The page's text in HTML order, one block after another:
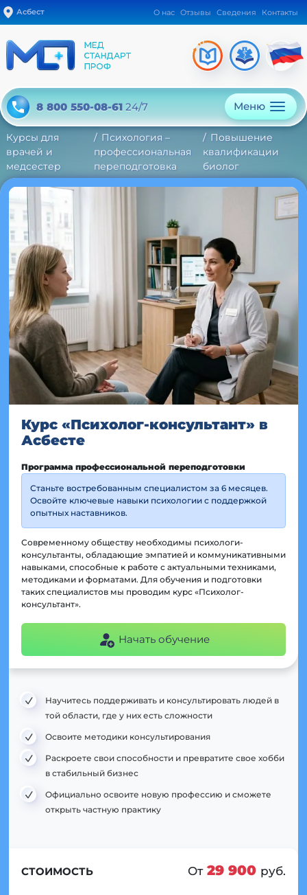
Асбест О нас Отзывы Сведения Контакты
8 800 550-08-61 24/7 Меню
Курсы для
врачей и
медсестер
Психология –
профессиональная
переподготовка
Повышение
квалификации
биолог
Курс «Психолог-консультант» в
Асбесте
Программа профессиональной переподготовки
Станьте востребованным специалистом за 6 месяцев.
Освойте ключевые навыки психологии с поддержкой
опытных наставников.
Современному обществу необходимы психологи-
консультанты, обладающие эмпатией и коммуникативными
навыками, способные к работе с актуальными техниками,
методиками и форматами. Для обучения и подготовки
таких специалистов мы проводим курс «Психолог-
консультант».
Начать обучение
Научитесь поддерживать и консультировать людей в
той области, где у них есть сложности
Освоите методики консультирования
Раскроете свои способности и превратите свое хобби
в стабильный бизнес
Официально освоите новую профессию и сможете
открыть частную практику
СТОИМОСТЬ От 29 900 руб.